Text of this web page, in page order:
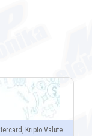
Kripto Valute